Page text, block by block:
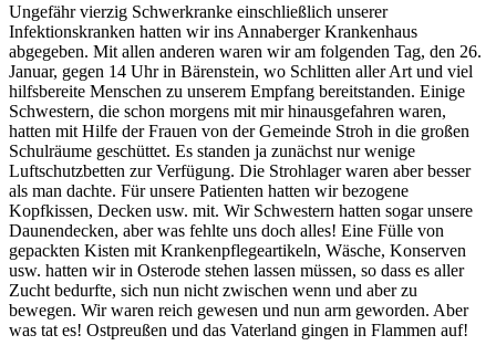
Ungefähr vierzig Schwerkranke einschließlich unserer
Infektionskranken hatten wir ins Annaberger Krankenhaus
abgegeben. Mit allen anderen waren wir am folgenden Tag, den 26.
Januar, gegen 14 Uhr in Bärenstein, wo Schlitten aller Art und viel
hilfsbereite Menschen zu unserem Empfang bereitstanden. Einige
Schwestern, die schon morgens mit mir hinausgefahren waren,
hatten mit Hilfe der Frauen von der Gemeinde Stroh in die großen
Schulräume geschüttet. Es standen ja zunächst nur wenige
Luftschutzbetten zur Verfügung. Die Strohlager waren aber besser
als man dachte. Für unsere Patienten hatten wir bezogene
Kopfkissen, Decken usw. mit. Wir Schwestern hatten sogar unsere
Daunendecken, aber was fehlte uns doch alles! Eine Fülle von
gepackten Kisten mit Krankenpflegeartikeln, Wäsche, Konserven
usw. hatten wir in Osterode stehen lassen müssen, so dass es aller
Zucht bedurfte, sich nun nicht zwischen wenn und aber zu
bewegen. Wir waren reich gewesen und nun arm geworden. Aber
was tat es! Ostpreußen und das Vaterland gingen in Flammen auf!